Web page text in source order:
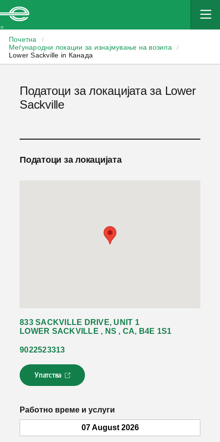
Почетна
/
Меѓународни локации за изнајмување на возила
/
Lower Sackville in Канада
Податоци за локацијата за Lower
Sackville
Податоци за локацијата
833 SACKVILLE DRIVE, UNIT 1
LOWER SACKVILLE , NS , CA, B4E 1S1
9022523313
Упатства
Л
и
к
с
Работно време и услуги
07 August 2026